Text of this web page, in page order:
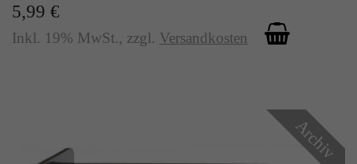
5,99 €
Inkl. 19% MwSt., zzgl. Versandkosten
Archiv